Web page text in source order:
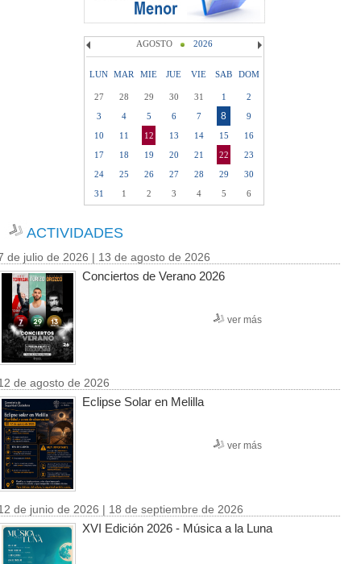
AGOSTO 2026
LUN MAR MIE JUE VIE SAB DOM
27 28 29 30 31 1
2
3
4 5 6 7 8
9
10
11 12 13 14 15
16
17
18 19 20 21 22
23
24
25 26 27 28 29
30
31
1 2 3 4 5 6
ACTIVIDADES
de julio de 2026 | 13 de agosto de 2026
Conciertos de Verano 2026
ver más
de agosto de 2026
Eclipse Solar en Melilla
ver más
de junio de 2026 | 18 de septiembre de 2026
XVI Edición 2026 - Música a la Luna